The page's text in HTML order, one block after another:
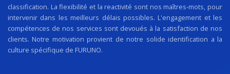
classification. La flexibilité et la reactivité sont nos maîtres-mots, pour
intervenir dans les meilleurs délais possibles. L'engagement et les
compétences de nos services sont devoués à la satisfaction de nos
clients. Notre motivation provient de notre solide identification a la
culture spécifique de FURUNO.